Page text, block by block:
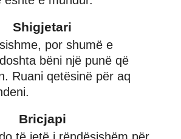
Shigjetari
por shumë e
bëni një punë që
Ruani qetësinë për aq
Bricjapi